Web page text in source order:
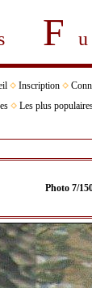
F
Inscription
Les plus
Photo 7/